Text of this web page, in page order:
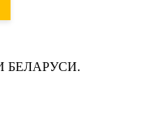
БЕЛАРУСИ.